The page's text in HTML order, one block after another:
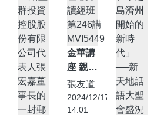
金華講
座 親子
讀經班
第246
講
張友道
2024/12/17
14:01